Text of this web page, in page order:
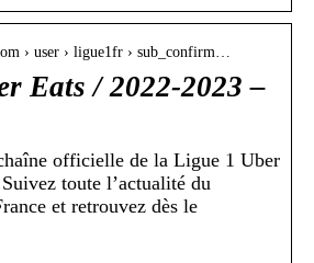
› user › ligue1fr › sub_confirm…
Eats / 2022-2023 –
officielle de la Ligue 1 Uber
toute l’actualité du
et retrouvez dès le